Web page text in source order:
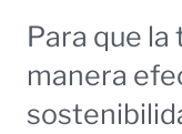
Para que
manera